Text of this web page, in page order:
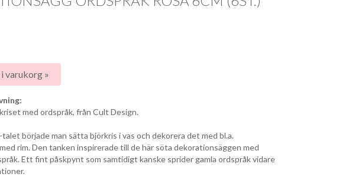
varukorg »
med ordspråk, från Cult Design.
började man sätta björkris i vas och dekorera det med bl.a.
rim. Den tanken inspirerade till de här söta dekorationsäggen med
Ett fint påskpynt som samtidigt kanske sprider gamla ordspråk vidare